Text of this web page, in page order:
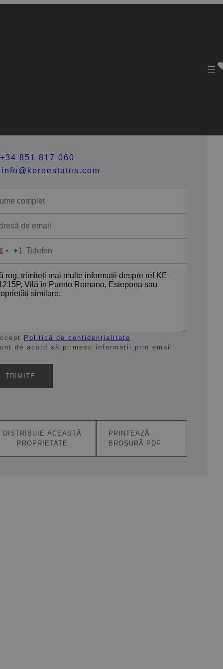
+34 851 817 060
info@koreestates.com
+1
Politică de confidențialitate
de acord să primesc informații prin email
TRIMITE
DISTRIBUIE ACEASTĂ
PROPRIETATE
PRINTEAZĂ
BROȘURĂ PDF